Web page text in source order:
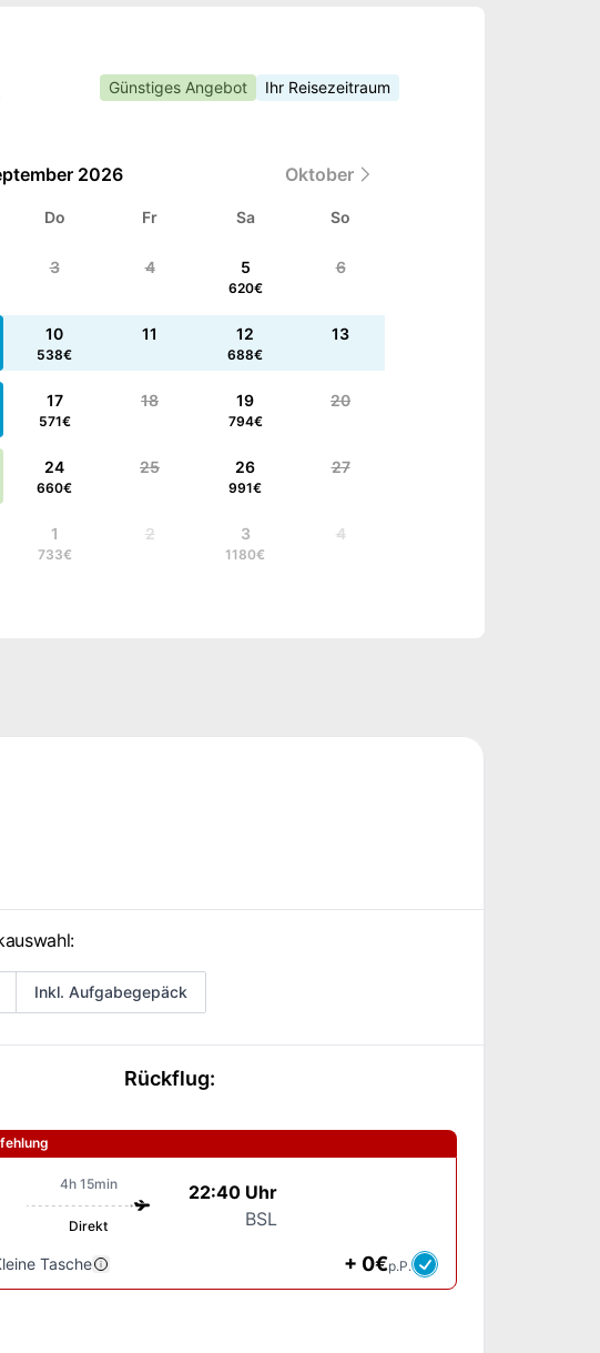
Günstiges Angebot Ihr Reisezeitraum
2026 Oktober
Do Fr Sa So
3 4 5
620€
6
10
538€
11 12
688€
13
17
571€
18 19
794€
20
24
660€
25 26
991€
27
1
733€
2 3
1180€
4
Inkl. Aufgabegepäck
Rückflug:
4h 15min
Direkt
22:40 Uhr
BSL
Tasche + 0€p.P.